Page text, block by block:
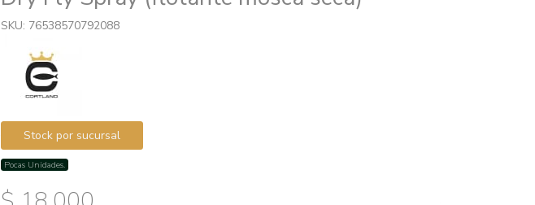
SKU: 76538570792088
Stock por sucursal
Pocas Unidades.